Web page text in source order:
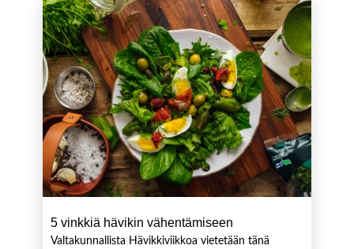
5 vinkkiä hävikin vähentämiseen
Valtakunnallista Hävikkiviikkoa vietetään tänä